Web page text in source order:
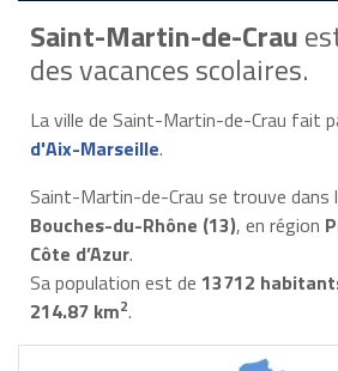
Saint-Martin-de-Crau
des vacances scolaires.
La ville de Saint-Martin-de-Crau fait
d'Aix-Marseille.
Saint-Martin-de-Crau se trouve dans
Bouches-du-Rhône (13), en région
Côte d’Azur.
Sa population est de 13712
214.87 km2.